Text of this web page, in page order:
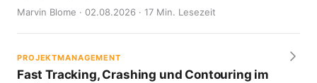
Marvin Blome · 02.08.2026 · 17 Min. Lesezeit
PROJEKTMANAGEMENT
Fast Tracking, Crashing und Contouring im